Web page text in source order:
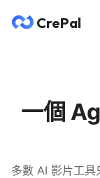
CrePal
一個
多數 AI 影片工